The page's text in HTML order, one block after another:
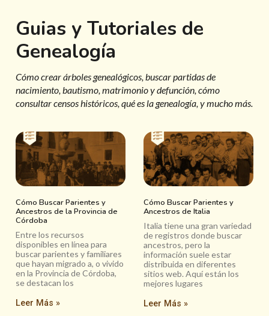
Guias y Tutoriales de
Genealogía
Cómo crear árboles genealógicos, buscar partidas de
nacimiento, bautismo, matrimonio y defunción, cómo
consultar censos históricos, qué es la genealogía, y mucho más.
Cómo Buscar Parientes y
Ancestros de la Provincia de
Córdoba
Entre los recursos
disponibles en línea para
buscar parientes y familiares
que hayan migrado a, o vivido
en la Provincia de Córdoba,
se destacan los
Leer Más »
Cómo Buscar Parientes y
Ancestros de Italia
Italia tiene una gran variedad
de registros donde buscar
ancestros, pero la
información suele estar
distribuida en diferentes
sitios web. Aquí están los
mejores lugares
Leer Más »